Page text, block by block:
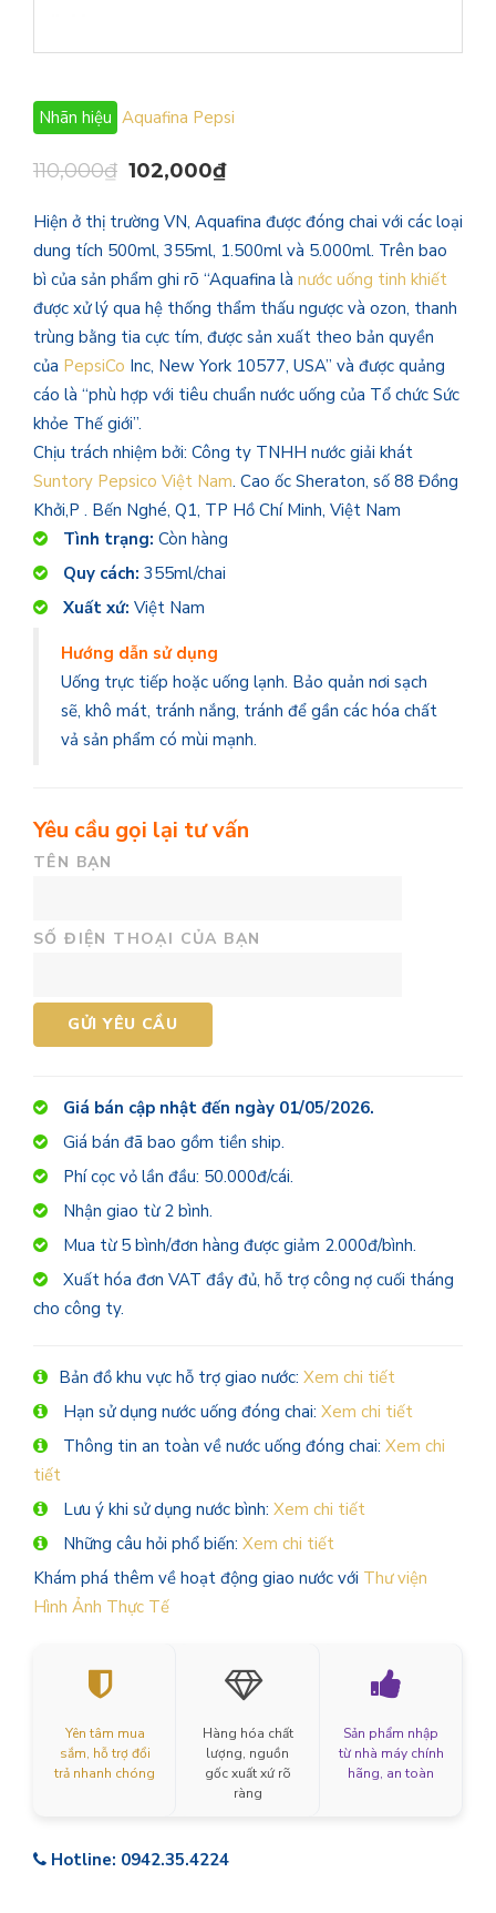
Nhãn hiệu Aquafina Pepsi
110,000₫ 102,000₫
Hiện ở thị trường VN, Aquafina được đóng chai với các loại
dung tích 500ml, 355ml, 1.500ml và 5.000ml. Trên bao
bì của sản phẩm ghi rõ “Aquafina là nước uống tinh khiết
được xử lý qua hệ thống thẩm thấu ngược và ozon, thanh
trùng bằng tia cực tím, được sản xuất theo bản quyền
của PepsiCo Inc, New York 10577, USA” và được quảng
cáo là “phù hợp với tiêu chuẩn nước uống của Tổ chức Sức
khỏe Thế giới”.
Chịu trách nhiệm bởi: Công ty TNHH nước giải khát
Suntory Pepsico Việt Nam. Cao ốc Sheraton, số 88 Đồng
Khởi,P . Bến Nghé, Q1, TP Hồ Chí Minh, Việt Nam
Tình trạng: Còn hàng
Quy cách: 355ml/chai
Xuất xứ: Việt Nam
Hướng dẫn sử dụng
Uống trực tiếp hoặc uống lạnh. Bảo quản nơi sạch
sẽ, khô mát, tránh nắng, tránh để gần các hóa chất
vả sản phẩm có mùi mạnh.
Yêu cầu gọi lại tư vấn
TÊN BẠN
SỐ ĐIỆN THOẠI CỦA BẠN
Giá bán cập nhật đến ngày 01/05/2026.
Giá bán đã bao gồm tiền ship.
Phí cọc vỏ lần đầu: 50.000đ/cái.
Nhận giao từ 2 bình.
Mua từ 5 bình/đơn hàng được giảm 2.000đ/bình.
Xuất hóa đơn VAT đầy đủ, hỗ trợ công nợ cuối tháng
cho công ty.
Bản đồ khu vực hỗ trợ giao nước: Xem chi tiết
Hạn sử dụng nước uống đóng chai: Xem chi tiết
Thông tin an toàn về nước uống đóng chai: Xem chi
tiết
Lưu ý khi sử dụng nước bình: Xem chi tiết
Những câu hỏi phổ biến: Xem chi tiết
Khám phá thêm về hoạt động giao nước với Thư viện
Hình Ảnh Thực Tế
Yên tâm mua
sắm, hỗ trợ đổi
trả nhanh chóng
Hàng hóa chất
lượng, nguồn
gốc xuất xứ rõ
ràng
Sản phẩm nhập
từ nhà máy chính
hãng, an toàn
Hotline: 0942.35.4224